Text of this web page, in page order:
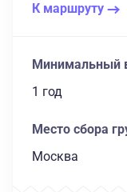
К маршруту
Минимальный
1 год
Место сбора
Москва